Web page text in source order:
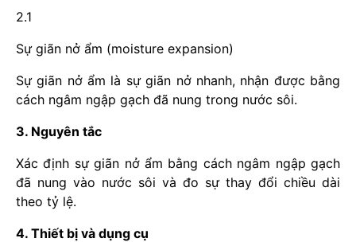
2.1
Sự giãn nở ẩm (moisture expansion)
Sự giãn nở ẩm là sự giãn nở nhanh, nhận được bằng
cách ngâm ngập gạch đã nung trong nước sôi.
3. Nguyên tắc
Xác định sự giãn nở ẩm bằng cách ngâm ngập gạch
đã nung vào nước sôi và đo sự thay đổi chiều dài
theo tỷ lệ.
4. Thiết bị và dụng cụ